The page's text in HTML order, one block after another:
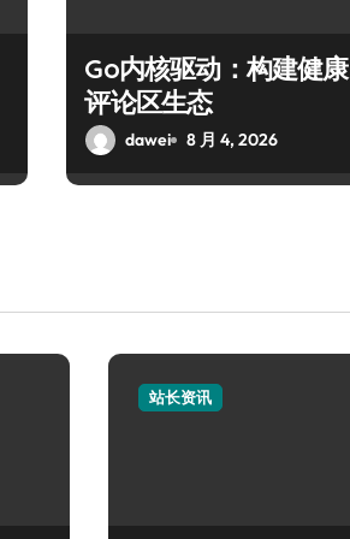
Go内核驱动：构建健康
评论区生态
dawei 8 月 4, 2026
站长资讯